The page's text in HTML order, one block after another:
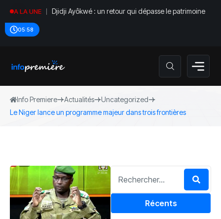
A LA UNE Djidji Ayôkwé : un retour qui dépasse le patrimoine
05:58
Info Premiere Actualités
Uncategorized
Le Niger lance un programme majeur dans trois frontières
Récents